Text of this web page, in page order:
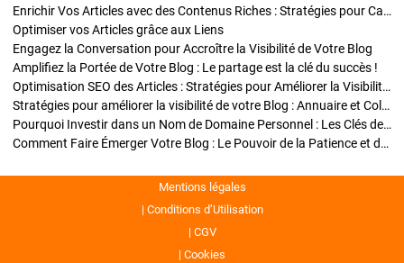
Enrichir Vos Articles avec des Contenus Riches : Stratégies pour Captiver et Optimiser
Optimiser vos Articles grâce aux Liens
Engagez la Conversation pour Accroître la Visibilité de Votre Blog
Amplifiez la Portée de Votre Blog : Le partage est la clé du succès !
Optimisation SEO des Articles : Stratégies pour Améliorer la Visibilité de Votre Blog
Stratégies pour améliorer la visibilité de votre Blog : Annuaire et Collaborations
Pourquoi Investir dans un Nom de Domaine Personnel : Les Clés de la Réussite de Votre Blog
Comment Faire Émerger Votre Blog : Le Pouvoir de la Patience et de la Persévérance
Mentions légales
Conditions d’Utilisation
CGV
Cookies